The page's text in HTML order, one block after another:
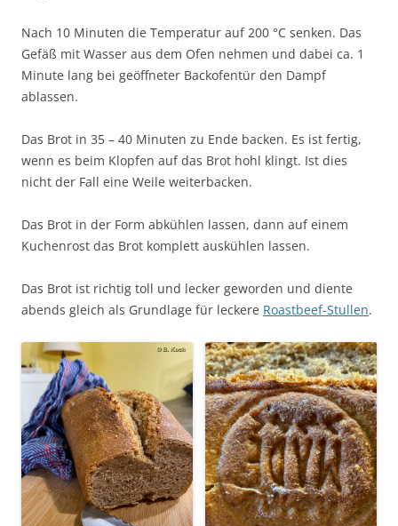
Nach 10 Minuten die Temperatur auf 200 °C senken. Das
Gefäß mit Wasser aus dem Ofen nehmen und dabei ca. 1
Minute lang bei geöffneter Backofentür den Dampf
ablassen.
Das Brot in 35 – 40 Minuten zu Ende backen. Es ist fertig,
wenn es beim Klopfen auf das Brot hohl klingt. Ist dies
nicht der Fall eine Weile weiterbacken.
Das Brot in der Form abkühlen lassen, dann auf einem
Kuchenrost das Brot komplett auskühlen lassen.
Das Brot ist richtig toll und lecker geworden und diente
abends gleich als Grundlage für leckere Roastbeef-Stullen.